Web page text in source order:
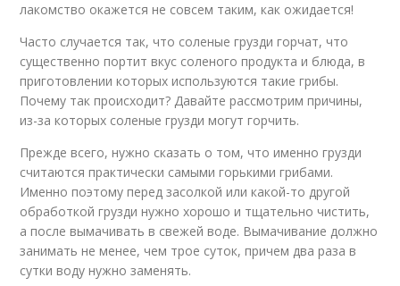
лакомство окажется не совсем таким, как ожидается!
Часто случается так, что соленые грузди горчат, что
существенно портит вкус соленого продукта и блюда, в
приготовлении которых используются такие грибы.
Почему так происходит? Давайте рассмотрим причины,
из-за которых соленые грузди могут горчить.
Прежде всего, нужно сказать о том, что именно грузди
считаются практически самыми горькими грибами.
Именно поэтому перед засолкой или какой-то другой
обработкой грузди нужно хорошо и тщательно чистить,
а после вымачивать в свежей воде. Вымачивание должно
занимать не менее, чем трое суток, причем два раза в
сутки воду нужно заменять.